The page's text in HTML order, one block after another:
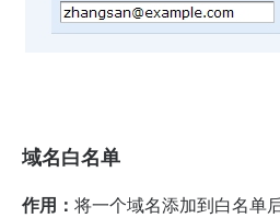
域名白名单
作用： 将一个域名添加到白名单